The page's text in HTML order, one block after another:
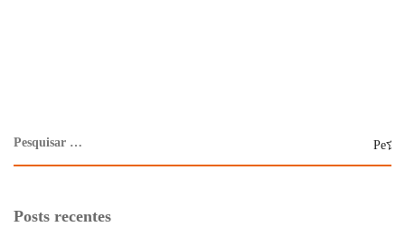
Posts recentes